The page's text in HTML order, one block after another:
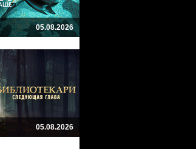
05.08.2026
05.08.2026